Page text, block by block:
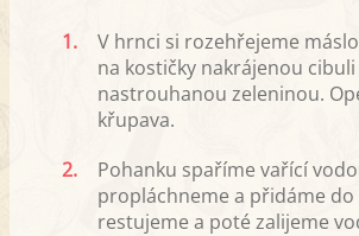
1.
V hrnci si rozehřejeme
na kostičky nakrájenou
nastrouhanou zeleninou.
křupava.
2.
Pohanku spaříme vařící
propláchneme a přidáme do
restujeme a poté zalijeme